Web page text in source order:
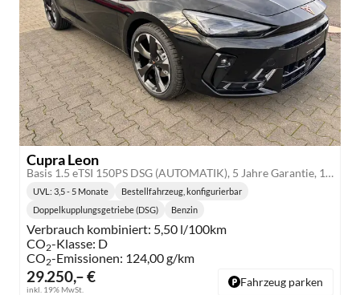
Cupra Leon
Basis 1.5 eTSI 150PS DSG (AUTOMATIK), 5 Jahre Garantie, 18" Alufelgen, Voll-LED-Scheinwerfer, 3Z-Climatronic, ACC/Tempomat, Digitales Cockpit, Full Link, Parksensoren v/h, Privacy-Glas, Multifunktions-Lederlenkrad, LED-Nebelscheinwerfer
29.250,– €
inkl. 19% MwSt.
Lieferzeit:
UVL : 3,5 - 5 Monate Bestellfahrzeug, konfigurierbar
Getriebe:
Doppelkupplungsgetriebe (DSG)
Kraftstoff:
Benzin
Verbrauch kombiniert: 5,50 l/100km
CO2-Klasse: D
CO2-Emissionen: 124,00 g/km
Fahrzeug parken